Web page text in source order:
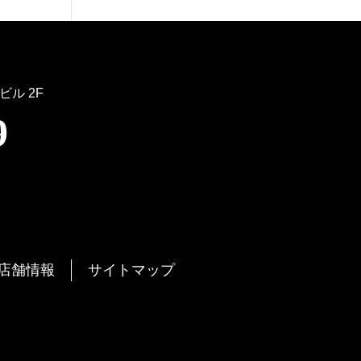
ル 2F
舗情報 サイトマップ